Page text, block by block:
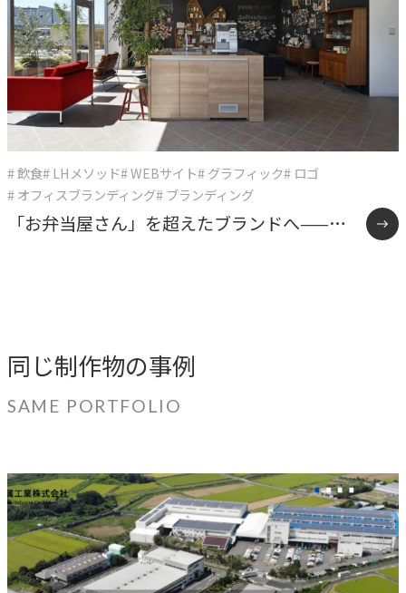
# 飲食# LHメソッド# WEBサイト# グラフィック# ロゴ
# オフィスブランディング# ブランディング
「お弁当屋さん」を超えたブランドへ——オ
同じ制作物の事例
SAME PORTFOLIO